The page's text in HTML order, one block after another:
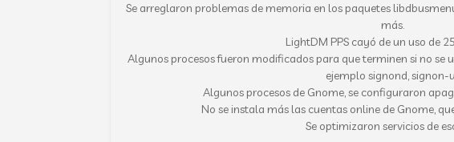
Se arreglaron problemas de memoria en los paquetes
más.
LightDM PPS cayó de un uso de
Algunos procesos fueron modificados para que terminen si no se
ejemplo signond, signon-
Algunos procesos de Gnome, se configuraron
No se instala más las cuentas online de Gnome,
Se optimizaron servicios de